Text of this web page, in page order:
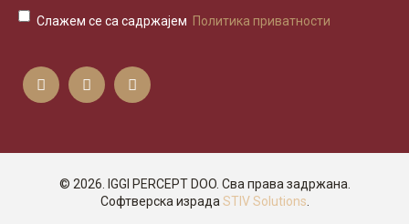
Слажем се са садржајем Политика приватности
© 2026. IGGI PERCEPT DOO. Сва права задржана.
Софтверска израда STIV Solutions